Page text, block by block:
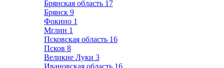
Брянская область 17
Брянск 9
Фокино 1
Мглин 1
Псковская область 16
Псков 8
Великие Луки 3
Ивановская область 16